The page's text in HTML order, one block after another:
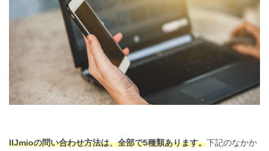
IIJmioの問い合わせ方法は、全部で5種類あります。下記のなかか